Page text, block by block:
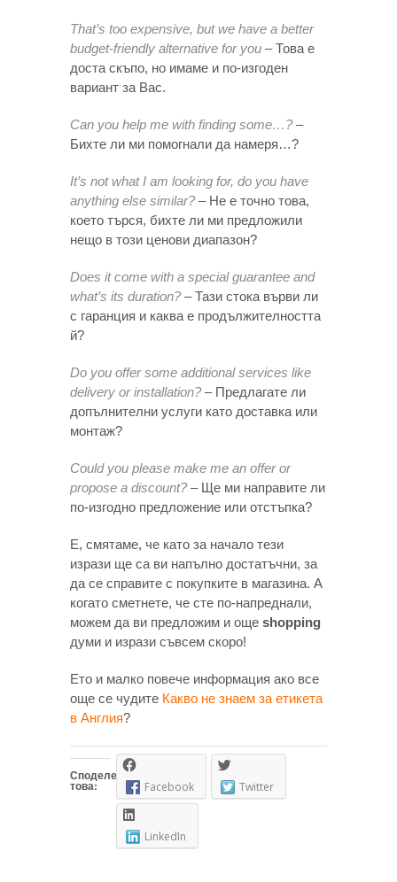
That’s too expensive, but we have a better
budget-friendly alternative for you – Това е
доста скъпо, но имаме и по-изгоден
вариант за Вас.
Can you help me with finding some…?–
Бихте ли ми помогнали да намеря…?
It’s not what I am looking for, do you have
anything else similar?– Не е точно това,
което търся, бихте ли ми предложили
нещо в този ценови диапазон?
Does it come with a special guarantee and
what’s its duration?– Тази стока върви ли
с гаранция и каква е продължителността
й?
Do you offer some additional services like
delivery or installation?– Предлагате ли
допълнителни услуги като доставка или
монтаж?
Could you please make me an offer or
propose a discount?– Ще ми направите ли
по-изгодно предложение или отстъпка?
Е, смятаме, че като за начало тези
изрази ще са ви напълно достатъчни, за
да се справите с покупките в магазина. А
когато сметнете, че сте по-напреднали,
можем да ви предложим и още shopping
думи и изрази съвсем скоро!
Ето и малко повече информация ако все
още се чудите Какво не знаем за етикета
в Англия?
Споделете
това: Facebook Twitter
LinkedIn